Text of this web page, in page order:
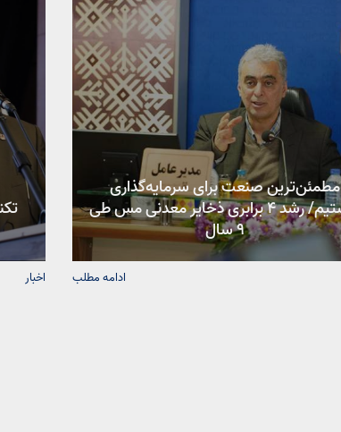
مطمئن‌ترین صنعت برای سرمایه‌گذاری
هستیم/ رشد ۴ برابری ذخایر معدنی مس طی
۹ سال
ادامه مطلب اخبار